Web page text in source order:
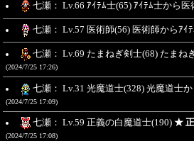
七瀬： Lv.66 ｱｲﾃﾑ士(65) ｱｲﾃﾑ士から医
七瀬： Lv.57 医術師(56) 医術師からｱｲ
七瀬： Lv.69 たまねぎ剣士(68) たまね
(2024/7/25 17:26)
七瀬： Lv.31 光魔道士(328) 光魔道士
(2024/7/25 17:09)
七瀬： Lv.59 正義の白魔道士(190) ★ 正
(2024/7/25 17:08)